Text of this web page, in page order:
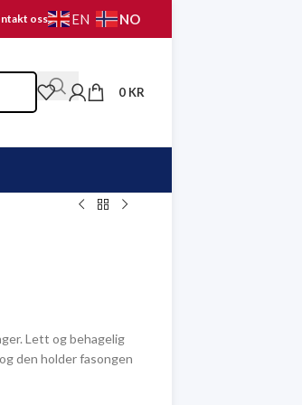
oss EN NO
0 KR
Lett og behagelig
den holder fasongen